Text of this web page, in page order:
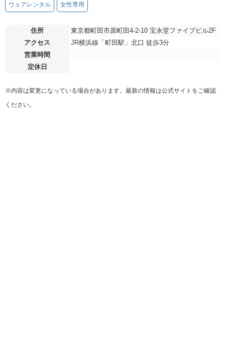
ウェアレンタル 女性専用
住所
東京都町田市原町田4-2-10 宝永堂ファイブビル2F
アクセス
JR横浜線「町田駅」北口 徒歩3分
営業時間
定休日
※内容は変更になっている場合があります。最新の情報は公式サイトをご確認
ください。